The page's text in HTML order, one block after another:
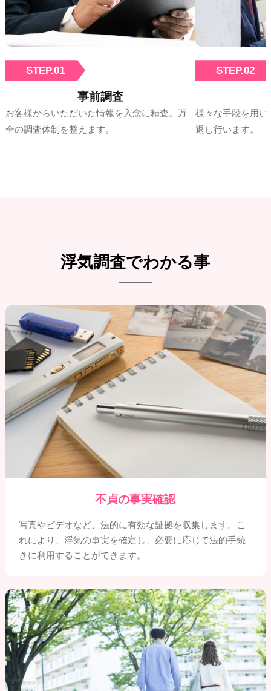
STEP.01
事前調査
お客様からいただいた情報を入念に精査。万
全の調査体制を整えます。
STEP.02
様々な手段を用
返し行います。
浮気調査でわかる事
不貞の事実確認
写真やビデオなど、法的に有効な証拠を収集します。こ
れにより、浮気の事実を確定し、必要に応じて法的手続
きに利用することができます。